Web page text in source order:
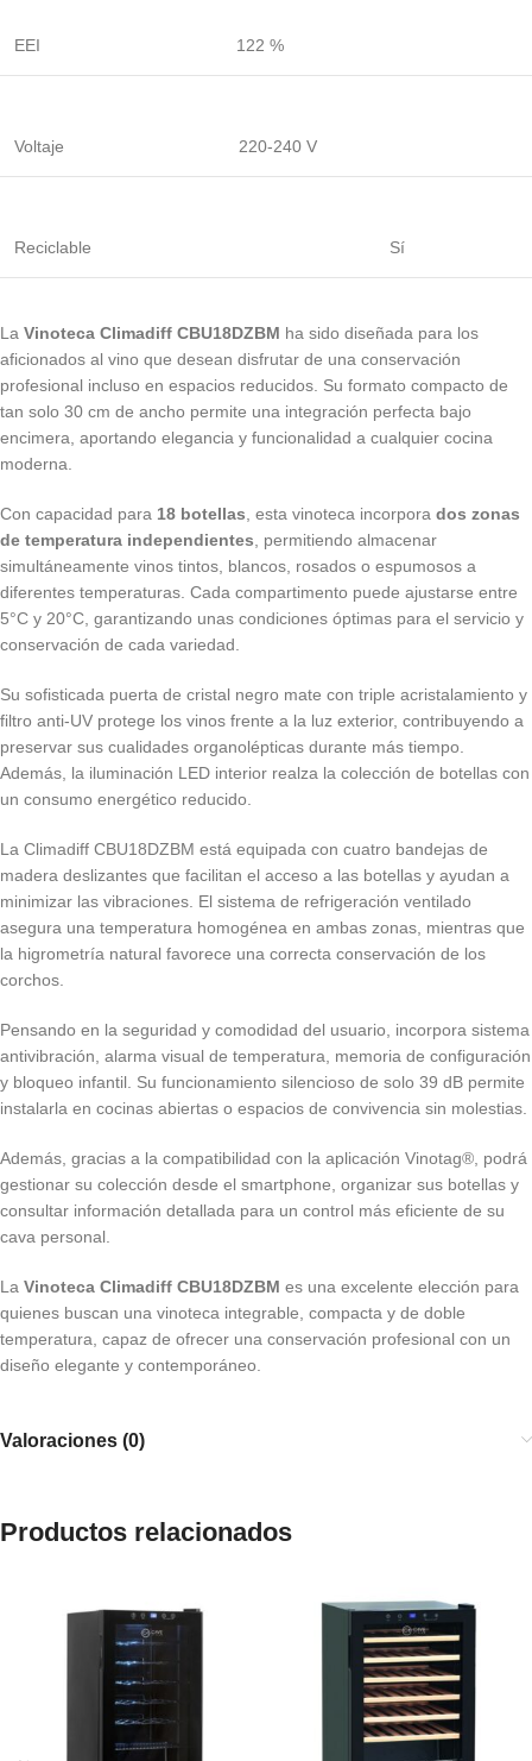
EEI 122 %
Voltaje 220-240 V
Reciclable Sí
La Vinoteca Climadiff CBU18DZBM ha sido diseñada para los
aficionados al vino que desean disfrutar de una conservación
profesional incluso en espacios reducidos. Su formato compacto de
tan solo 30 cm de ancho permite una integración perfecta bajo
encimera, aportando elegancia y funcionalidad a cualquier cocina
moderna.
Con capacidad para 18 botellas , esta vinoteca incorpora dos zonas
de temperatura independientes , permitiendo almacenar
simultáneamente vinos tintos, blancos, rosados o espumosos a
diferentes temperaturas. Cada compartimento puede ajustarse entre
5°C y 20°C, garantizando unas condiciones óptimas para el servicio y
conservación de cada variedad.
Su sofisticada puerta de cristal negro mate con triple acristalamiento y
filtro anti-UV protege los vinos frente a la luz exterior, contribuyendo a
preservar sus cualidades organolépticas durante más tiempo.
Además, la iluminación LED interior realza la colección de botellas con
un consumo energético reducido.
La Climadiff CBU18DZBM está equipada con cuatro bandejas de
madera deslizantes que facilitan el acceso a las botellas y ayudan a
minimizar las vibraciones. El sistema de refrigeración ventilado
asegura una temperatura homogénea en ambas zonas, mientras que
la higrometría natural favorece una correcta conservación de los
corchos.
Pensando en la seguridad y comodidad del usuario, incorpora sistema
antivibración, alarma visual de temperatura, memoria de configuración
y bloqueo infantil. Su funcionamiento silencioso de solo 39 dB permite
instalarla en cocinas abiertas o espacios de convivencia sin molestias.
Además, gracias a la compatibilidad con la aplicación Vinotag®, podrá
gestionar su colección desde el smartphone, organizar sus botellas y
consultar información detallada para un control más eficiente de su
cava personal.
La Vinoteca Climadiff CBU18DZBM es una excelente elección para
quienes buscan una vinoteca integrable, compacta y de doble
temperatura, capaz de ofrecer una conservación profesional con un
diseño elegante y contemporáneo.
Valoraciones (0)
Productos relacionados